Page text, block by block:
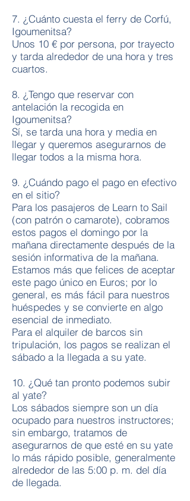
7. ¿Cuánto cuesta el ferry de Corfú,
Igoumenitsa?
Unos 10 € por persona, por trayecto
y tarda alrededor de una hora y tres
cuartos.
8. ¿Tengo que reservar con
antelación la recogida en
Igoumenitsa?
Sí, se tarda una hora y media en
llegar y queremos asegurarnos de
llegar todos a la misma hora.
9. ¿Cuándo pago el pago en efectivo
en el sitio?
Para los pasajeros de Learn to Sail
(con patrón o camarote), cobramos
estos pagos el domingo por la
mañana directamente después de la
sesión informativa de la mañana.
Estamos más que felices de aceptar
este pago único en Euros; por lo
general, es más fácil para nuestros
huéspedes y se convierte en algo
esencial de inmediato.
Para el alquiler de barcos sin
tripulación, los pagos se realizan el
sábado a la llegada a su yate.
10. ¿Qué tan pronto podemos subir
al yate?
Los sábados siempre son un día
ocupado para nuestros instructores;
sin embargo, tratamos de
asegurarnos de que esté en su yate
lo más rápido posible, generalmente
alrededor de las 5:00 p. m. del día
de llegada.